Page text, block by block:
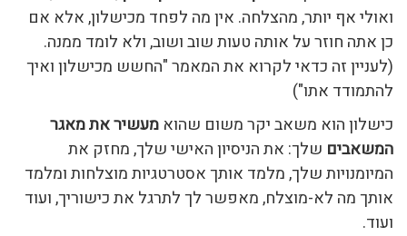
ואולי אף יותר, מהצלחה. אין מה לפחד מכישלון, אלא אם
כן אתה חוזר על אותה טעות שוב ושוב, ולא לומד ממנה.
(לעניין זה כדאי לקרוא את המאמר "החשש מכישלון ואיך
להתמודד אתו")
כישלון הוא משאב יקר משום שהוא מעשיר את מאגר
המשאבים שלך: את הניסיון האישי שלך, מחזק את
המיומנויות שלך, מלמד אותך אסטרטגיות מוצלחות ומלמד
אותך מה לא-מוצלח, מאפשר לך לתרגל את כישוריך, ועוד
ועוד.